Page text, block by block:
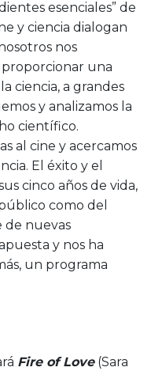
esenciales” de
y ciencia dialogan
nos
una
ciencia, a grandes
y analizamos la
científico.
al cine y acercamos
El éxito y el
cinco años de vida,
como del
de nuevas
y nos ha
un programa
Fire of Love(Sara